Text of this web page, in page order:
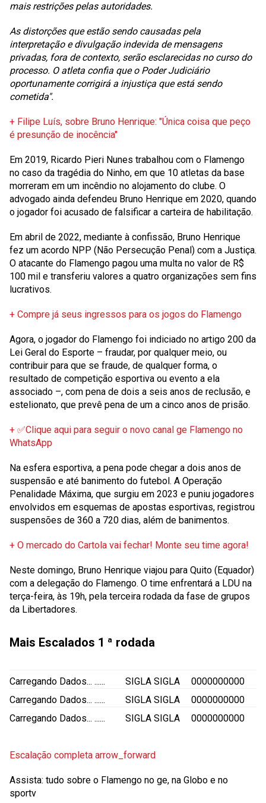
mais restrições pelas autoridades.
As distorções que estão sendo causadas pela
interpretação e divulgação indevida de mensagens
privadas, fora de contexto, serão esclarecidas no curso do
processo. O atleta confia que o Poder Judiciário
oportunamente corrigirá a injustiça que está sendo
cometida".
+ Filipe Luís, sobre Bruno Henrique: "Única coisa que peço
é presunção de inocência"
Em 2019, Ricardo Pieri Nunes trabalhou com o Flamengo
no caso da tragédia do Ninho, em que 10 atletas da base
morreram em um incêndio no alojamento do clube. O
advogado ainda defendeu Bruno Henrique em 2020, quando
o jogador foi acusado de falsificar a carteira de habilitação.
Em abril de 2022, mediante à confissão, Bruno Henrique
fez um acordo NPP (Não Persecução Penal) com a Justiça.
O atacante do Flamengo pagou uma multa no valor de R$
100 mil e transferiu valores a quatro organizações sem fins
lucrativos.
+ Compre já seus ingressos para os jogos do Flamengo
Agora, o jogador do Flamengo foi indiciado no artigo 200 da
Lei Geral do Esporte – fraudar, por qualquer meio, ou
contribuir para que se fraude, de qualquer forma, o
resultado de competição esportiva ou evento a ela
associado –, com pena de dois a seis anos de reclusão, e
estelionato, que prevê pena de um a cinco anos de prisão.
+ ✅Clique aqui para seguir o novo canal ge Flamengo no
WhatsApp
Na esfera esportiva, a pena pode chegar a dois anos de
suspensão e até banimento do futebol. A Operação
Penalidade Máxima, que surgiu em 2023 e puniu jogadores
envolvidos em esquemas de apostas esportivas, registrou
suspensões de 360 a 720 dias, além de banimentos.
+ O mercado do Cartola vai fechar! Monte seu time agora!
Neste domingo, Bruno Henrique viajou para Quito (Equador)
com a delegação do Flamengo. O time enfrentará a LDU na
terça-feira, às 19h, pela terceira rodada da fase de grupos
da Libertadores.
Mais Escalados 1 ª rodada
Carregando Dados... ...... SIGLA SIGLA
0000000000
Carregando Dados... ...... SIGLA SIGLA
0000000000
Carregando Dados... ...... SIGLA SIGLA 0000000000
Escalação completa arrow_forward
Assista: tudo sobre o Flamengo no ge, na Globo e no
sportv